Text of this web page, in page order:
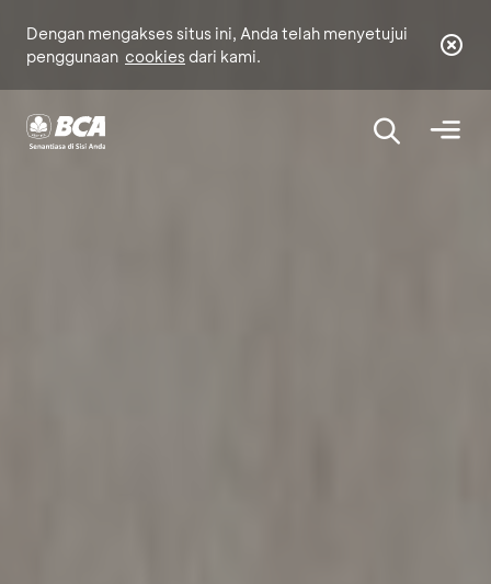
Dengan mengakses situs ini, Anda telah menyetujui
penggunaan cookies dari kami.